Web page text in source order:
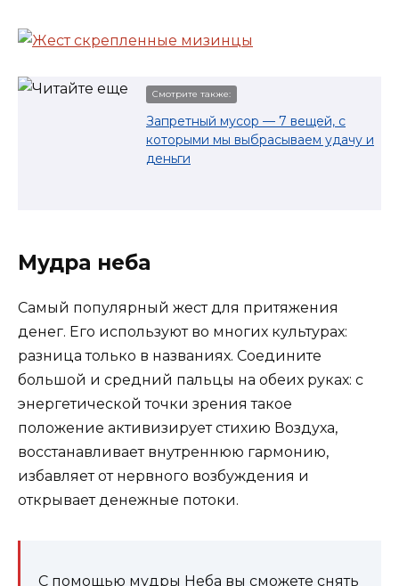
Смотрите также:
Запретный мусор — 7 вещей, с
которыми мы выбрасываем удачу и
деньги
Мудра неба
Самый популярный жест для притяжения
денег. Его используют во многих культурах:
разница только в названиях. Соедините
большой и средний пальцы на обеих руках: с
энергетической точки зрения такое
положение активизирует стихию Воздуха,
восстанавливает внутреннюю гармонию,
избавляет от нервного возбуждения и
открывает денежные потоки.
С помощью мудры Неба вы сможете снять